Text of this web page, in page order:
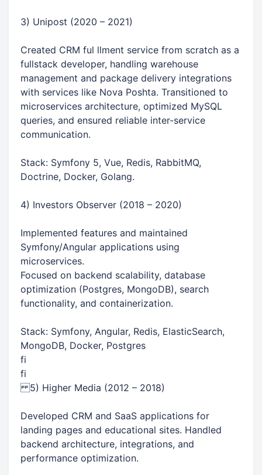
3) Unipost (2020 – 2021)
Created CRM ful llment service from scratch as a
fullstack developer, handling warehouse
management and package delivery integrations
with services like Nova Poshta. Transitioned to
microservices architecture, optimized MySQL
queries, and ensured reliable inter-service
communication.
Stack: Symfony 5, Vue, Redis, RabbitMQ,
Doctrine, Docker, Golang.
4) Investors Observer (2018 – 2020)
Implemented features and maintained
Symfony/Angular applications using
microservices.
Focused on backend scalability, database
optimization (Postgres, MongoDB), search
functionality, and containerization.
Stack: Symfony, Angular, Redis, ElasticSearch,
MongoDB, Docker, Postgres
fi
fi
5) Higher Media (2012 – 2018)
Developed CRM and SaaS applications for
landing pages and educational sites. Handled
backend architecture, integrations, and
performance optimization.